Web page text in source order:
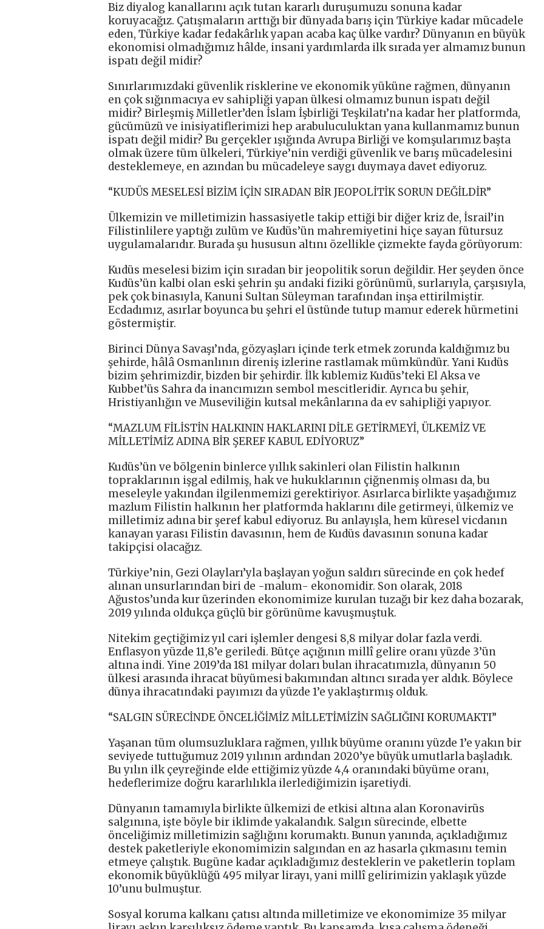
Biz diyalog kanallarını açık tutan kararlı duruşumuzu sonuna kadar
koruyacağız. Çatışmaların arttığı bir dünyada barış için Türkiye kadar mücadele
eden, Türkiye kadar fedakârlık yapan acaba kaç ülke vardır? Dünyanın en büyük
ekonomisi olmadığımız hâlde, insani yardımlarda ilk sırada yer almamız bunun
ispatı değil midir?
Sınırlarımızdaki güvenlik risklerine ve ekonomik yüküne rağmen, dünyanın
en çok sığınmacıya ev sahipliği yapan ülkesi olmamız bunun ispatı değil
midir? Birleşmiş Milletler’den İslam İşbirliği Teşkilatı’na kadar her platformda,
gücümüzü ve inisiyatiflerimizi hep arabuluculuktan yana kullanmamız bunun
ispatı değil midir? Bu gerçekler ışığında Avrupa Birliği ve komşularımız başta
olmak üzere tüm ülkeleri, Türkiye’nin verdiği güvenlik ve barış mücadelesini
desteklemeye, en azından bu mücadeleye saygı duymaya davet ediyoruz.
“KUDÜS MESELESİ BİZİM İÇİN SIRADAN BİR JEOPOLİTİK SORUN DEĞİLDİR”
Ülkemizin ve milletimizin hassasiyetle takip ettiği bir diğer kriz de, İsrail’in
Filistinlilere yaptığı zulüm ve Kudüs’ün mahremiyetini hiçe sayan fütursuz
uygulamalarıdır. Burada şu hususun altını özellikle çizmekte fayda görüyorum:
Kudüs meselesi bizim için sıradan bir jeopolitik sorun değildir. Her şeyden önce
Kudüs’ün kalbi olan eski şehrin şu andaki fiziki görünümü, surlarıyla, çarşısıyla,
pek çok binasıyla, Kanuni Sultan Süleyman tarafından inşa ettirilmiştir.
Ecdadımız, asırlar boyunca bu şehri el üstünde tutup mamur ederek hürmetini
göstermiştir.
Birinci Dünya Savaşı’nda, gözyaşları içinde terk etmek zorunda kaldığımız bu
şehirde, hâlâ Osmanlının direniş izlerine rastlamak mümkündür. Yani Kudüs
bizim şehrimizdir, bizden bir şehirdir. İlk kıblemiz Kudüs’teki El Aksa ve
Kubbet’üs Sahra da inancımızın sembol mescitleridir. Ayrıca bu şehir,
Hristiyanlığın ve Museviliğin kutsal mekânlarına da ev sahipliği yapıyor.
“MAZLUM FİLİSTİN HALKININ HAKLARINI DİLE GETİRMEYİ, ÜLKEMİZ VE
MİLLETİMİZ ADINA BİR ŞEREF KABUL EDİYORUZ”
Kudüs’ün ve bölgenin binlerce yıllık sakinleri olan Filistin halkının
topraklarının işgal edilmiş, hak ve hukuklarının çiğnenmiş olması da, bu
meseleyle yakından ilgilenmemizi gerektiriyor. Asırlarca birlikte yaşadığımız
mazlum Filistin halkının her platformda haklarını dile getirmeyi, ülkemiz ve
milletimiz adına bir şeref kabul ediyoruz. Bu anlayışla, hem küresel vicdanın
kanayan yarası Filistin davasının, hem de Kudüs davasının sonuna kadar
takipçisi olacağız.
Türkiye’nin, Gezi Olayları’yla başlayan yoğun saldırı sürecinde en çok hedef
alınan unsurlarından biri de -malum- ekonomidir. Son olarak, 2018
Ağustos’unda kur üzerinden ekonomimize kurulan tuzağı bir kez daha bozarak,
2019 yılında oldukça güçlü bir görünüme kavuşmuştuk.
Nitekim geçtiğimiz yıl cari işlemler dengesi 8,8 milyar dolar fazla verdi.
Enflasyon yüzde 11,8’e geriledi. Bütçe açığının millî gelire oranı yüzde 3’ün
altına indi. Yine 2019’da 181 milyar doları bulan ihracatımızla, dünyanın 50
ülkesi arasında ihracat büyümesi bakımından altıncı sırada yer aldık. Böylece
dünya ihracatındaki payımızı da yüzde 1’e yaklaştırmış olduk.
“SALGIN SÜRECİNDE ÖNCELİĞİMİZ MİLLETİMİZİN SAĞLIĞINI KORUMAKTI”
Yaşanan tüm olumsuzluklara rağmen, yıllık büyüme oranını yüzde 1’e yakın bir
seviyede tuttuğumuz 2019 yılının ardından 2020’ye büyük umutlarla başladık.
Bu yılın ilk çeyreğinde elde ettiğimiz yüzde 4,4 oranındaki büyüme oranı,
hedeflerimize doğru kararlılıkla ilerlediğimizin işaretiydi.
Dünyanın tamamıyla birlikte ülkemizi de etkisi altına alan Koronavirüs
salgınına, işte böyle bir iklimde yakalandık. Salgın sürecinde, elbette
önceliğimiz milletimizin sağlığını korumaktı. Bunun yanında, açıkladığımız
destek paketleriyle ekonomimizin salgından en az hasarla çıkmasını temin
etmeye çalıştık. Bugüne kadar açıkladığımız desteklerin ve paketlerin toplam
ekonomik büyüklüğü 495 milyar lirayı, yani millî gelirimizin yaklaşık yüzde
10’unu bulmuştur.
Sosyal koruma kalkanı çatısı altında milletimize ve ekonomimize 35 milyar